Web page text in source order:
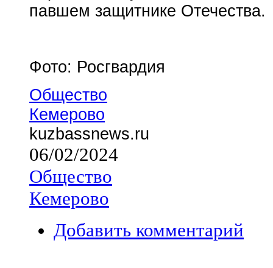
павшем защитнике Отечества.
Фото: Росгвардия
Общество
Кемерово
kuzbassnews.ru
06/02/2024
Общество
Кемерово
Добавить комментарий